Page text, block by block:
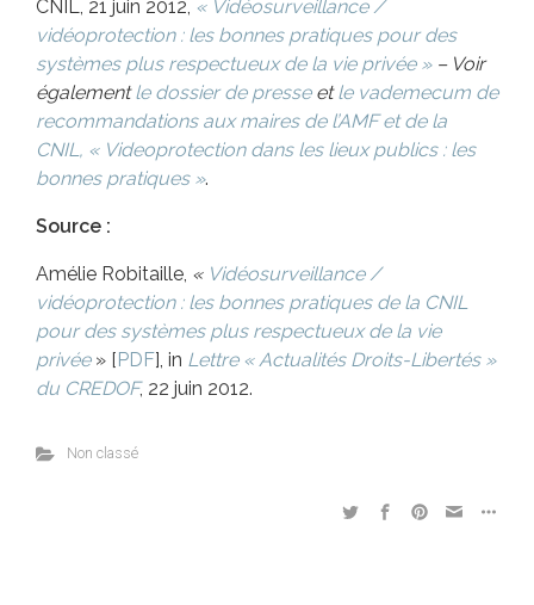
CNIL, 21 juin 2012, « Vidéosurveillance /
vidéoprotection : les bonnes pratiques pour des
systèmes plus respectueux de la vie privée »– Voir
égalementle dossier de presseetle vademecum de
recommandations aux maires de l’AMF et de la
CNIL, « Videoprotection dans les lieux publics : les
bonnes pratiques ».
Source :
Amélie Robitaille, « Vidéosurveillance /
vidéoprotection : les bonnes pratiques de la CNIL
pour des systèmes plus respectueux de la vie
privée » [PDF], in Lettre « Actualités Droits-Libertés »
du CREDOF, 22 juin 2012.
Non classé